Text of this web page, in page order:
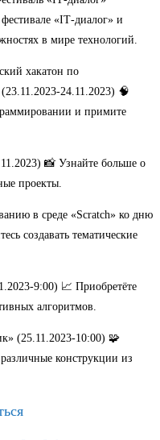
«IТ-диалог» и
в мире технологий.
хакатон по
24.11.2023) 🧠
и примите
📸 Узнайте больше о
проекты.
в среде «Scratch» ко дню
создавать тематические
9:00) 📈 Приобретёте
алгоритмов.
(25.11.2023-10:00) 🧩
различные конструкции из